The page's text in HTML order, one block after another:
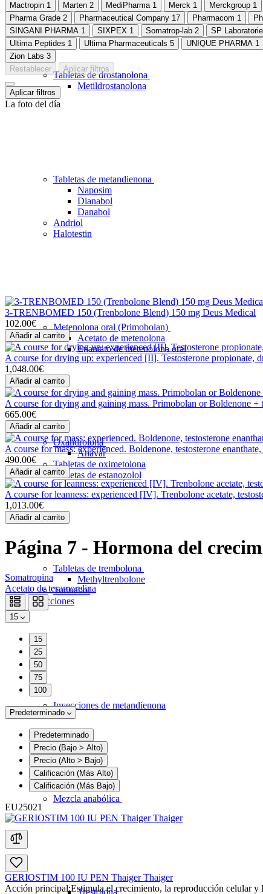
Tabletas de drostanolona
Metildrostanolona
Tabletas de metandienona
Naposim
Dianabol
Danabol
Andriol
Halotestin
Metenolona oral (Primobolan)
Acetato de metenolona
Enantato de metenolona oral
Oxandrolona
Anavar
Tabletas de oximetolona
Tabletas de estanozolol
Tabletas de trembolona
Methyltrenbolone
Turinabol
Inyecciones
Inyecciones de metandienona
Mezcla anabólica
Trestolona
Mactropin 1 Marten 2 MediPharma 1 Merck 1 Merckgroup 1
Pharma Grade 2 Pharmaceutical Company 17 Pharmacom 1
SINGANI PHARMA 1 SIXPEX 1 Somatrop-lab 2 SP
Ultima Peptides 1 Ultima Pharmaceuticals 5 UNIQUE PHARMA 1
Zion Labs 3
Restablecer
Aplicar filtros
Aplicar filtros
La foto del día
3-TRENBOMED 150 (Trenbolone Blend) 150 mg Deus Medical
102.00€
Añadir al carrito
A course for drying up: experienced [II]. Testosterone propionate,
1,048.00€
Añadir al carrito
A course for drying and gaining mass. Primobolan or Boldenone +
665.00€
Añadir al carrito
A course for mass: experienced. Boldenone, testosterone
490.00€
Añadir al carrito
A course for leanness: experienced [IV]. Trenbolone acetate,
1,013.00€
Añadir al carrito
Página 7 - Hormona del
Somatropina
Acetato de tesamorelina
15
15
25
50
75
100
Predeterminado
Predeterminado
Precio (Bajo > Alto)
Precio (Alto > Bajo)
Calificación (Más Alto)
Calificación (Más Bajo)
EU25021
GERIOSTIM 100 IU PEN Thaiger Thaiger
Acción principal:Estimula el crecimiento, la reproducción celular y